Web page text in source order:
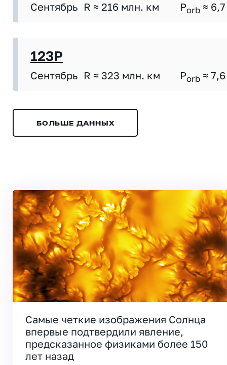
Сентябрь R ≈ 216 млн. км Porb ≈ 6,7
123P
Сентябрь R ≈ 323 млн. км Porb ≈ 7,6
БОЛЬШЕ ДАННЫХ
Самые четкие изображения Солнца
впервые подтвердили явление,
предсказанное физиками более 150
лет назад